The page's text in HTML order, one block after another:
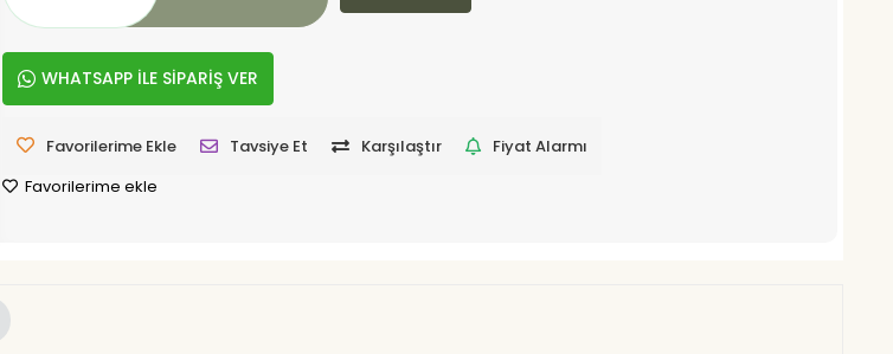
WHATSAPP İLE SİPARİŞ VER
Favorilerime Ekle Tavsiye Et Karşılaştır
Fiyat Alarmı
Favorilerime ekle